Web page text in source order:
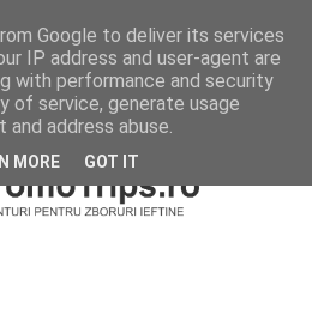
Google to deliver its services
IP address and user-agent are
with performance and security
of service, generate usage
address abuse.
MORE GOT IT